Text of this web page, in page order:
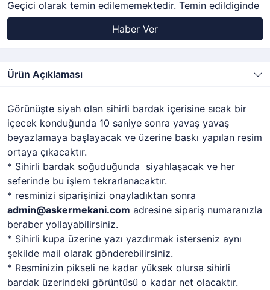
Geçici olarak temin edilememektedir. Temin edildiginde
Haber Ver
Ürün Açıklaması
Görünüşte siyah olan sihirli bardak içerisine sıcak bir
içecek konduğunda 10 saniye sonra yavaş yavaş
beyazlamaya başlayacak ve üzerine baskı yapılan resim
ortaya çıkacaktır.
* Sihirli bardak soğuduğunda siyahlaşacak ve her
seferinde bu işlem tekrarlanacaktır.
* resminizi siparişinizi onayladıktan sonra
admin@askermekani.com adresine sipariş numaranızla
beraber yollayabilirsiniz.
* Sihirli kupa üzerine yazı yazdırmak isterseniz aynı
şekilde mail olarak gönderebilirsiniz.
* Resminizin pikseli ne kadar yüksek olursa sihirli
bardak üzerindeki görüntüsü o kadar net olacaktır.